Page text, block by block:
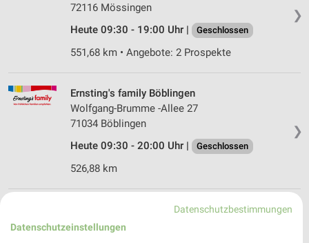
❯
72116 Mössingen
Heute 09:30 - 19:00 Uhr |
Geschlossen
551,68 km • Angebote: 2 Prospekte
❯
Ernsting's family Böblingen
Wolfgang-Brumme -Allee 27
71034 Böblingen
Heute 09:30 - 20:00 Uhr |
Geschlossen
526,88 km
Ernsting's family Sindelfingen
Mercedesstraße 12
Datenschutzbestimmungen
Datenschutzeinstellungen